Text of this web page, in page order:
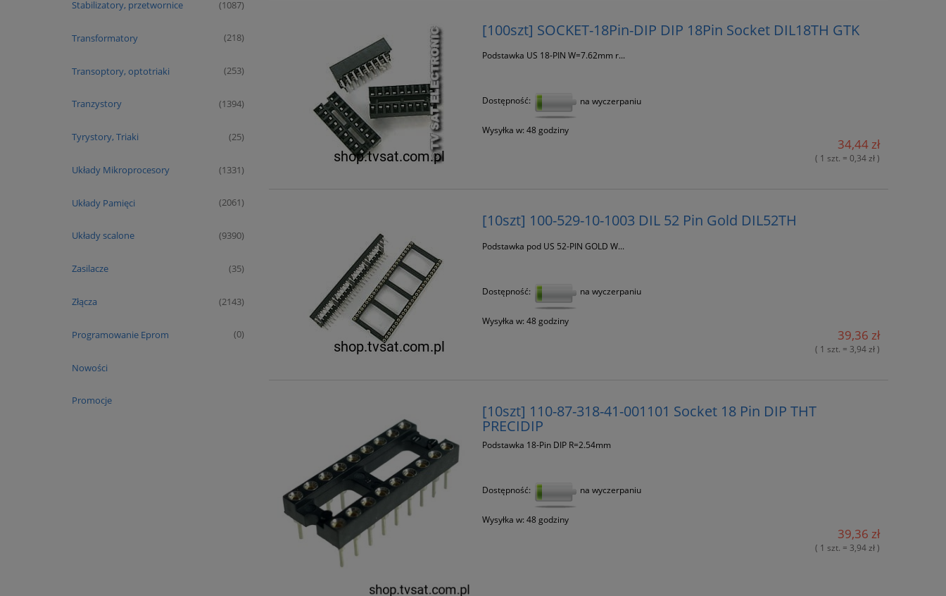
Stabilizatory, przetwornice (1087)
Transformatory (218)
Transoptory, optotriaki (253)
Tranzystory (1394)
Tyrystory, Triaki (25)
Układy Mikroprocesory (1331)
Układy Pamięci (2061)
Układy scalone (9390)
Zasilacze (35)
Złącza (2143)
Programowanie Eprom (0)
Nowości
Promocje
[100szt] SOCKET-18Pin-DIP DIP 18Pin Socket DIL18TH GTK
Podstawka US 18-PIN W=7.62mm r...
Dostępność: na wyczerpaniu
Wysyłka w: 48 godziny
34,44 zł
( 1 szt. = 0,34 zł )
[10szt] 100-529-10-1003 DIL 52 Pin Gold DIL52TH
Podstawka pod US 52-PIN GOLD W...
Dostępność: na wyczerpaniu
Wysyłka w: 48 godziny
39,36 zł
( 1 szt. = 3,94 zł )
[10szt] 110-87-318-41-001101 Socket 18 Pin DIP THT
PRECIDIP
Podstawka 18-Pin DIP R=2.54mm
Dostępność: na wyczerpaniu
Wysyłka w: 48 godziny
39,36 zł
( 1 szt. = 3,94 zł )